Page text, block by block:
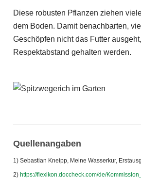
Diese robusten Pflanzen ziehen
dem Boden. Damit benachbarten,
Geschöpfen nicht das Futter
Respektabstand gehalten werden.
Quellenangaben
1) Sebastian Kneipp, Meine Wasserkur,
2) https://flexikon.doccheck.com/de/